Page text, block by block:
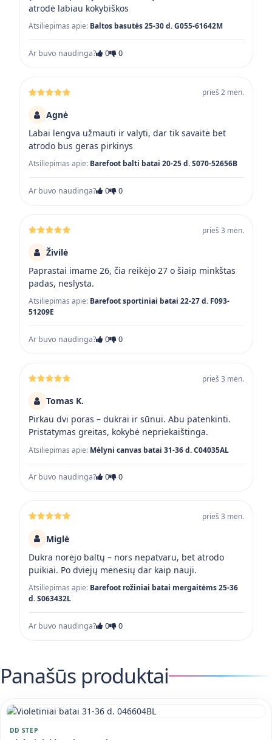
atrodė labiau kokybiškos
Atsiliepimas apie: Baltos basutės 25-30 d. G055-61642M
Ar buvo naudinga? 0 0
prieš 2 mėn.
Agnė
Labai lengva užmauti ir valyti, dar tik savaitė bet
atrodo bus geras pirkinys
Atsiliepimas apie: Barefoot balti batai 20-25 d. S070-52656B
Ar buvo naudinga? 0 0
prieš 3 mėn.
Živilė
Paprastai imame 26, čia reikėjo 27 o šiaip minkštas
padas, neslysta.
Atsiliepimas apie: Barefoot sportiniai batai 22-27 d. F093-
51209E
Ar buvo naudinga? 0 0
prieš 3 mėn.
Tomas K.
Pirkau dvi poras – dukrai ir sūnui. Abu patenkinti.
Pristatymas greitas, kokybė nepriekaištinga.
Atsiliepimas apie: Mėlyni canvas batai 31-36 d. C04035AL
Ar buvo naudinga? 0 0
prieš 3 mėn.
Miglė
Dukra norėjo baltų – nors nepatvaru, bet atrodo
puikiai. Po dviejų mėnesių dar kaip nauji.
Atsiliepimas apie: Barefoot rožiniai batai mergaitėms 25-36
d. S063432L
Ar buvo naudinga? 0 0
Panašūs produktai
DD STEP